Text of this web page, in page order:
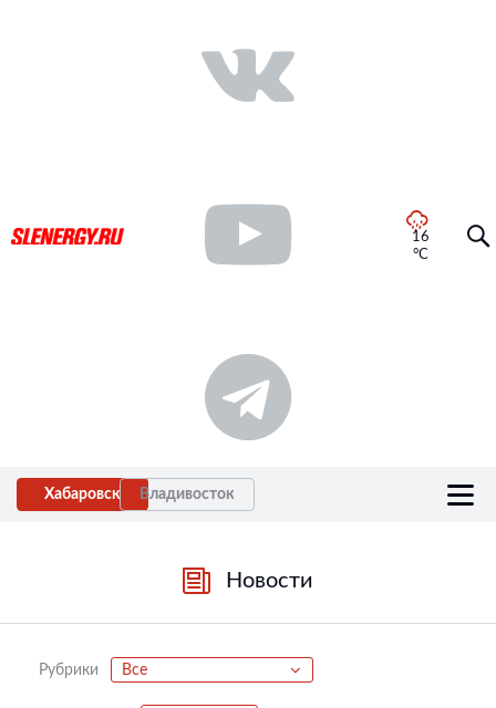
16
°C
Хабаровск Владивосток
Новости
Рубрики Все